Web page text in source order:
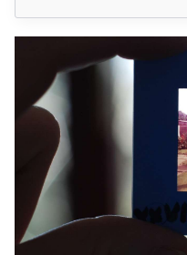
bouffées de
normale du
heureusement des
cette phase de la
fertilité. Vous
ménopause, ses
symptômes ? Voici